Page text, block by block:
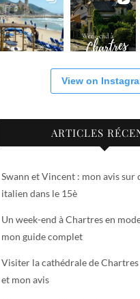
View on
ARTICLES
Swann et Vincent : mon avis sur
italien dans le 15è
Un week-end à Chartres en
mon guide complet
Visiter la cathédrale de
et mon avis